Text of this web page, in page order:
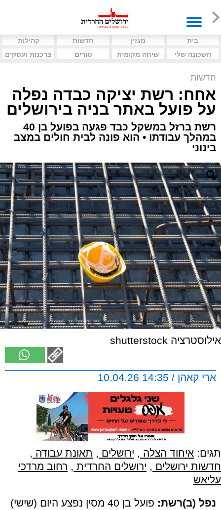
בית מגזין חדשות
קהילות
השכונה שלי
שיחה מקומית טורים צרכנות ועסקים
חדשות
אחח: רשת יציקה כבדה נפלה
על פועל באתר בניה בירושלים
רשת ברזל במשקל כבד פגעה בפועל בן 40
במהלך עבודתו • הוא פונה לבית חולים במצב
בינוני
אילוסטרציה shutterstock
ארי קאהן / 14:35 10.04.26
תגים: איחוד הצלה , ירושלים , תאונת עבודה ,
חדשות ירושלים , ירושלים החרדית , רחוב מרדכי
עליאש
נפל (ב)רשת:
פועל בן 40 מסין נפצע היום (שישי)